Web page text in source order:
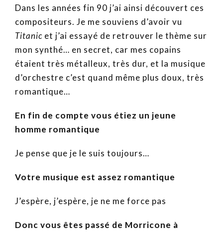
Dans les années fin 90 j’ai ainsi découvert ces
compositeurs. Je me souviens d’avoir vu
Titanic et j’ai essayé de retrouver le thème sur
mon synthé… en secret, car mes copains
étaient très métalleux, très dur, et la musique
d’orchestre c’est quand même plus doux, très
romantique…
En fin de compte vous étiez un jeune
homme romantique
Je pense que je le suis toujours…
Votre musique est assez romantique
J’espère, j’espère, je ne me force pas
Donc vous êtes passé de Morricone à